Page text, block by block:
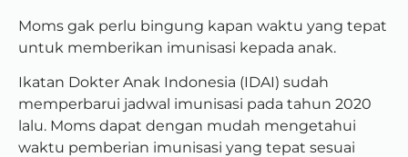
Moms gak perlu bingung kapan waktu yang tepat
untuk memberikan imunisasi kepada anak.
Ikatan Dokter Anak Indonesia (IDAI) sudah
memperbarui jadwal imunisasi pada tahun 2020
lalu. Moms dapat dengan mudah mengetahui
waktu pemberian imunisasi yang tepat sesuai